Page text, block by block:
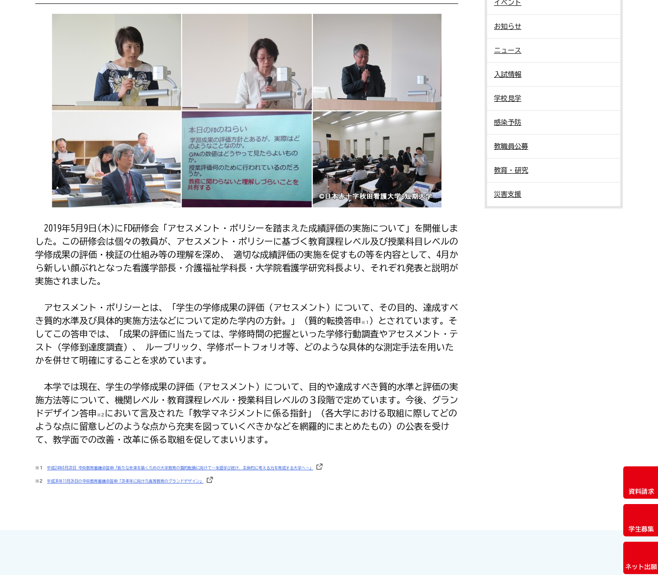
資料請求
学生募集
ネット出願
2019年5月9日(木)にFD研修会「アセスメント・ポリシーを踏まえた成績評価の実施について」を開催しま
した。この研修会は個々の教員が、アセスメント・ポリシーに基づく教育課程レベル及び授業科目レベルの
学修成果の評価・検証の仕組み等の理解を深め、 適切な成績評価の実施を促すもの等を内容として、4月か
ら新しい顔ぶれとなった看護学部長・介護福祉学科長・大学院看護学研究科長より、それぞれ発表と説明が
実施されました。
アセスメント・ポリシーとは、「学生の学修成果の評価（アセスメント）について、その目的、達成すべ
き質的水準及び具体的実施方法などについて定めた学内の方針。」（質的転換答申 ※１
）とされています。そ
してこの答申では、「成果の評価に当たっては、学修時間の把握といった学修行動調査やアセスメント・テ
スト（学修到達度調査）、 ルーブリック、学修ポートフォリオ等、どのような具体的な測定手法を用いた
かを併せて明確にすることを求めています。
本学では現在、学生の学修成果の評価（アセスメント）について、目的や達成すべき質的水準と評価の実
施方法等について、機関レベル・教育課程レベル・授業科目レベルの３段階で定めています。今後、グラン
ドデザイン答申 ※２ において言及された「教学マネジメントに係る指針」（各大学における取組に際してどの
ような点に留意しどのような点から充実を図っていくべきかなどを網羅的にまとめたもの）の公表を受け
て、教学面での改善・改革に係る取組を促してまいります。
※１ 平成24年8月28日 中央教育審議会答申「新たな未来を築くための大学教育の質的転換に向けて～生涯学び続け、主体的に考える力を育成する大学へ～」
※２ 平成30年11月26日の中央教育審議会答申「2040年に向けた高等教育のグランドデザイン」
イベント
お知らせ
ニュース
入試情報
学校見学
感染予防
教職員公募
教育・研究
災害支援